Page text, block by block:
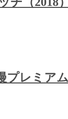
レミア